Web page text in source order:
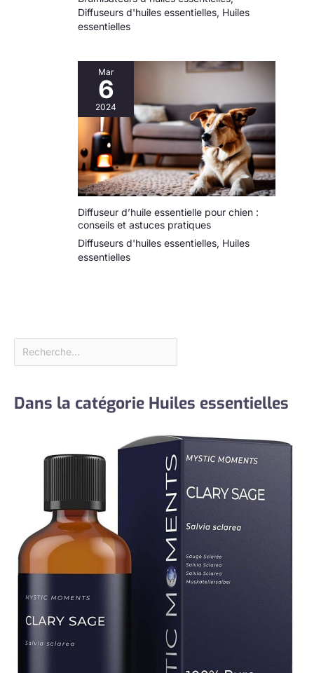
Diffuseurs d'huiles essentielles, Huiles
essentielles
Mar
6
2024
Diffuseur d’huile essentielle pour chien :
conseils et astuces pratiques
Diffuseurs d'huiles essentielles, Huiles
essentielles
Dans la catégorie Huiles essentielles